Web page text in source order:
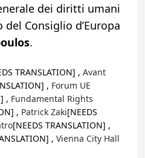
dei diritti umani
Consiglio d’Europa
.
TRANSLATION] , Avant
, Forum UE
, Fundamental Rights
, Patrick Zaki[NEEDS
[NEEDS TRANSLATION] ,
, Vienna City Hall